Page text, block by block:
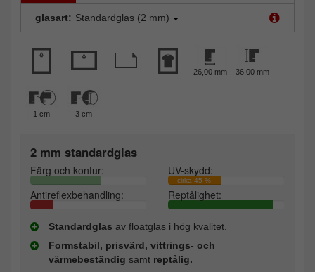
glasart: Standardglas (2 mm)
26,00 mm 36,00 mm
1 cm 3 cm
2 mm standardglas
Färg och kontur: UV-skydd:
cirka 45 %
Antireflexbehandling: Reptålighet:
Standardglas av floatglas i hög kvalitet.
Formstabil, prisvärd, vittrings- och
värmebeständig samt reptålig.